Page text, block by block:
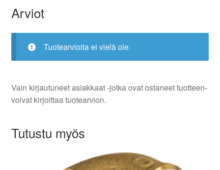
Arviot
Tuotearvioita ei vielä ole.
Vain kirjautuneet asiakkaat -jotka ovat ostaneet tuotteen-
voivat kirjoittaa tuotearvion.
Tutustu myös